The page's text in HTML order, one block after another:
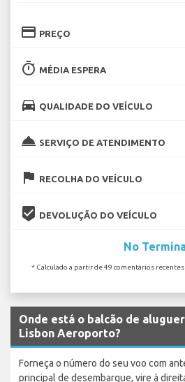
credit_card PREÇO
timer MÉDIA ESPERA
directions_car QUALIDADE DO VEÍCULO
room_service SERVIÇO DE ATENDIMENTO
flag RECOLHA DO VEÍCULO
beenhere DEVOLUÇÃO DO VEÍCULO
No
* Calculado a partir de 49 comentários
Onde está o balcão de aluguer
Lisbon Aeroporto?
Forneça o número do seu voo com
principal de desembarque, vire à